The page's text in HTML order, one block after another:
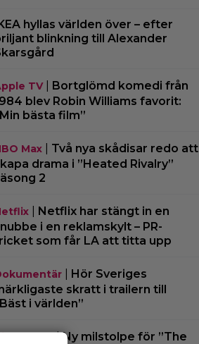
hyllas världen över – efter
blinkning till Alexander
TV| Bortglömd komedi från
blev Robin Williams favorit:
bästa film”
Max| Två nya skådisar redo att
drama i ”Heated Rivalry”
2
| Netflix har stängt in en
i en reklamskylt – PR-
som får LA att titta upp
| Hör Sveriges
skratt i trailern till
i världen”
|Ny milstolpe för ”The